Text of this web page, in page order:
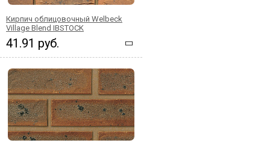
Кирпич облицовочный Welbeck
Village Blend IBSTOCK
41.91 руб.